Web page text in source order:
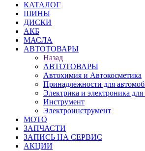
КАТАЛОГ
ШИНЫ
ДИСКИ
АКБ
МАСЛА
АВТОТОВАРЫ
Назад
АВТОТОВАРЫ
Автохимия и Автокосметика
Принадлежности для
Электрика и электроника
Инструмент
Электроинструмент
МОТО
ЗАПЧАСТИ
ЗАПИСЬ НА СЕРВИС
АКЦИИ